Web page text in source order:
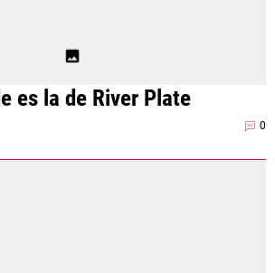
es la de River Plate
0